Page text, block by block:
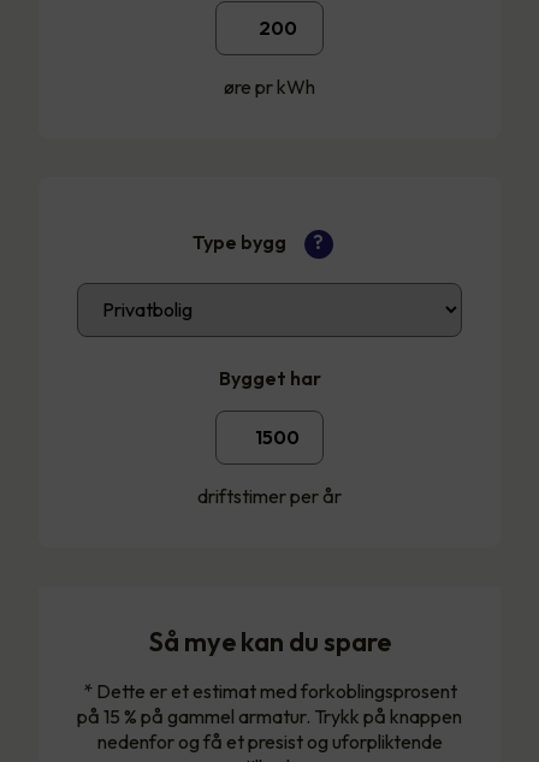
øre pr kWh
Type bygg ?
Bygget har
driftstimer per år
Så mye kan du spare
* Dette er et estimat med forkoblingsprosent
på 15 % på gammel armatur. Trykk på knappen
nedenfor og få et presist og uforpliktende